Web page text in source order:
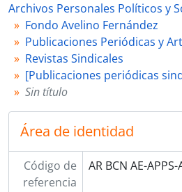
ScAPP - Artículos
ScPAFP - Participación de
ACB - Fondo Armando
MCDL - Fondo Mabel
PV - Colección
HCG - Colección Fotográfica César Gotta
FP - Fondo Felisa Pinto
CPCN - Colección Palacio
Archivos Personales Políticos y
Fondo Avelino Fernández
Publicaciones Periódicas y
Revistas Sindicales
[Publicaciones periódicas
Sin título
Área de identidad
Código de
referencia
AR BCN AE-